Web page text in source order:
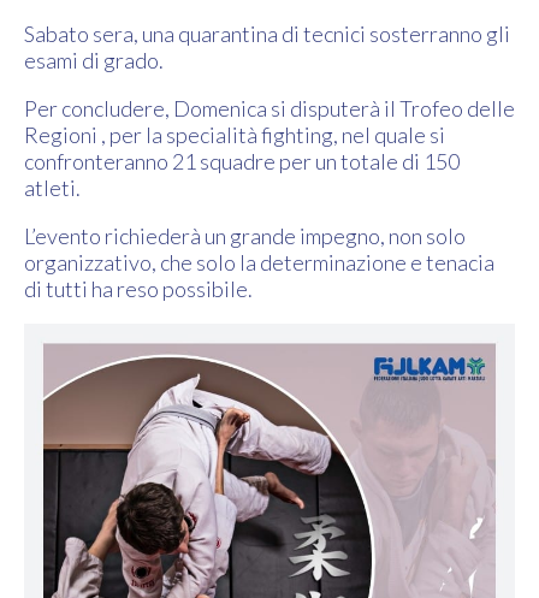
Sabato sera, una quarantina di tecnici sosterranno gli
esami di grado.
Per concludere, Domenica si disputerà il Trofeo delle
Regioni , per la specialità fighting, nel quale si
confronteranno 21 squadre per un totale di 150
atleti.
L’evento richiederà un grande impegno, non solo
organizzativo, che solo la determinazione e tenacia
di tutti ha reso possibile.